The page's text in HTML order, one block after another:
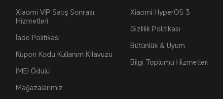
Xiaomi VIP Satış Sonrası
Hizmetleri
İade Politikası
Kupon Kodu Kullanım Kılavuzu
İMEİ Ödülü
Mağazalarımız
Xiaomi HyperOS 3
Gizlilik Politikası
Bütünlük & Uyum
Bilgi Toplumu Hizmetleri